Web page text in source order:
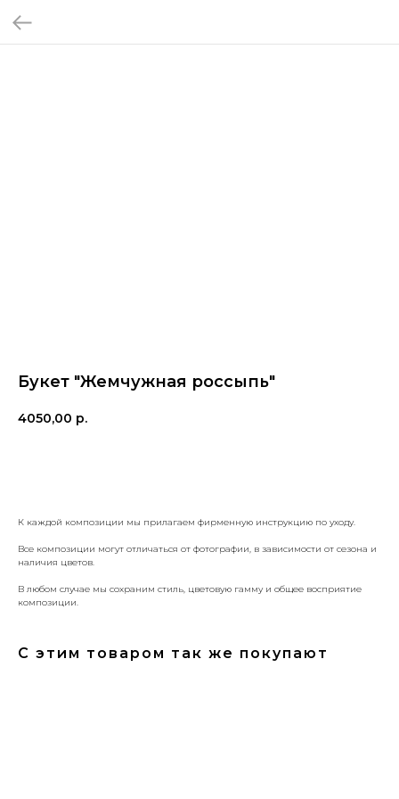
Букет "Жемчужная россыпь"
4050,00 р.
К каждой композиции мы прилагаем фирменную инструкцию по уходу.
Все композиции могут отличаться от фотографии, в зависимости от сезона и
наличия цветов.
В любом случае мы сохраним стиль, цветовую гамму и общее восприятие
композиции.
С этим товаром так же покупают